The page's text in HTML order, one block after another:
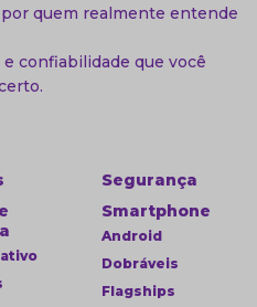
quem realmente entende
confiabilidade que você
Segurança
Smartphone
Android
Dobráveis
Flagships